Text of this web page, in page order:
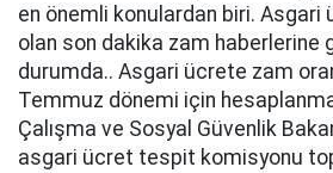
en önemli konulardan biri. Asgari
olan son dakika zam haberlerine
durumda.. Asgari ücrete zam
Temmuz dönemi için
Çalışma ve Sosyal Güvenlik
asgari ücret tespit komisyonu